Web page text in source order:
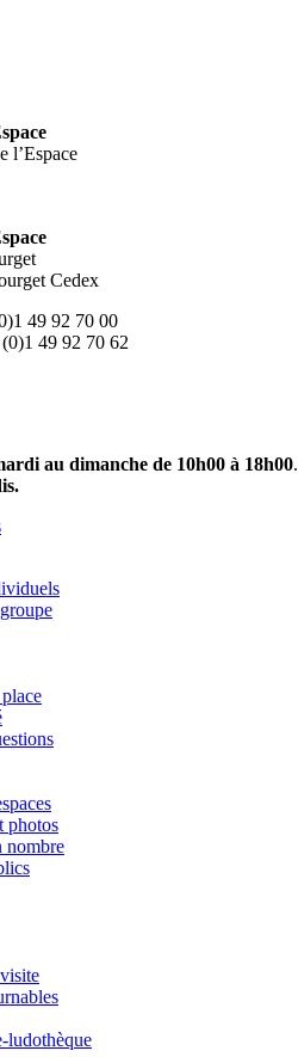
l’Espace
Cedex
49 92 70 00
49 92 70 62
au dimanche de 10h00 à 18h00.
photos
nombre
ludothèque